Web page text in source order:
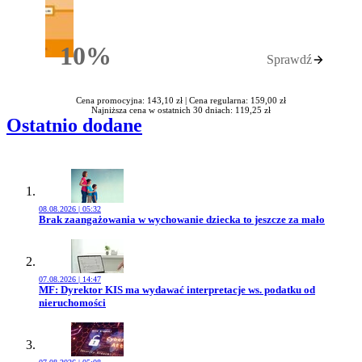
10%Rabatu Sprawdź
Cena promocyjna: 143,10 zł | Cena regularna: 159,00 zł
Najniższa cena w ostatnich 30 dniach: 119,25 zł
Ostatnio dodane
08.08.2026 | 05:32
Przejdź do artykułu:
Brak zaangażowania w wychowanie dziecka to jeszcze za mało
07.08.2026 | 14:47
Przejdź do artykułu:
MF: Dyrektor KIS ma wydawać interpretacje ws. podatku od
nieruchomości